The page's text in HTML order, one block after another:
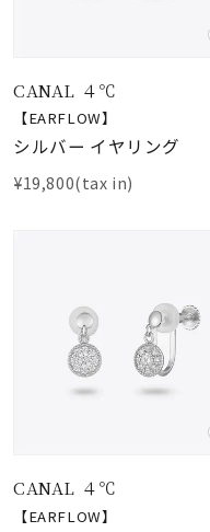
CANAL ４℃
【EARFLOW】
シルバー イヤリング
¥19,800(tax in)
CANAL ４℃
【EARFLOW】